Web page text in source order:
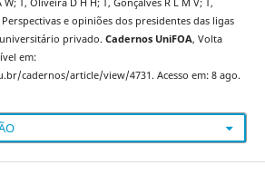
W; T, Oliveira D H H; T, Gonçalves R L M V; T,
Perspectivas e opiniões dos presidentes das ligas
privado. Cadernos UniFOA, Volta
em:
cadernos/article/view/4731. Acesso em: 8 ago.